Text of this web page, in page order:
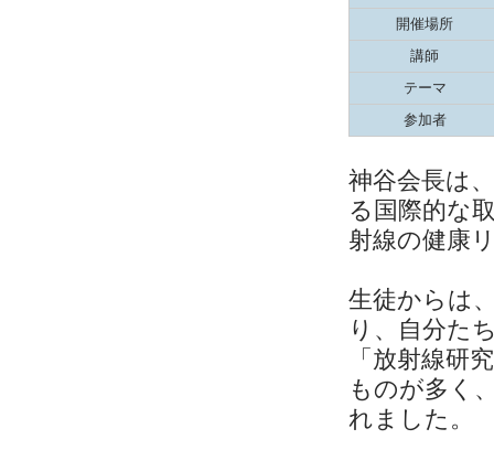
開催場所
講師
テーマ
参加者
神谷会長は
る国際的な
射線の健康
生徒からは
り、自分た
「放射線研
ものが多く
れました。